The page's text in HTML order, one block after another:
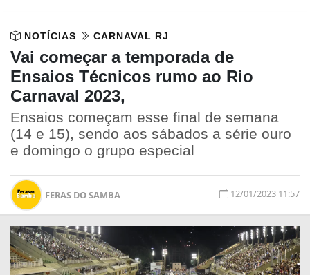
NOTÍCIAS CARNAVAL RJ
Vai começar a temporada de
Ensaios Técnicos rumo ao Rio
Carnaval 2023,
Ensaios começam esse final de semana
(14 e 15), sendo aos sábados a série ouro
e domingo o grupo especial
FERAS DO SAMBA 12/01/2023 11:57